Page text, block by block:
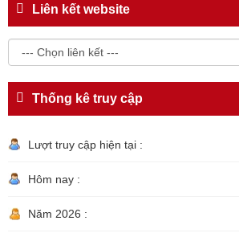
Liên kết website
Thống kê truy cập
Lượt truy cập hiện tại :
Hôm nay :
Năm 2026 :